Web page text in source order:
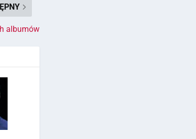
albumów